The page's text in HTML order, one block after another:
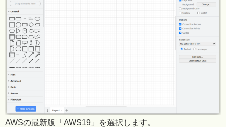
AWSの最新版「AWS19」を選択します。